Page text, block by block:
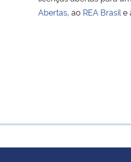
Abertas, ao REA Brasil e